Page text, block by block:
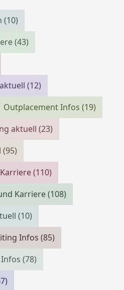
(10)
(43)
(12)
Outplacement Infos(19)
aktuell(23)
(95)
Karriere(110)
Karriere(108)
(10)
Infos(85)
Infos(78)